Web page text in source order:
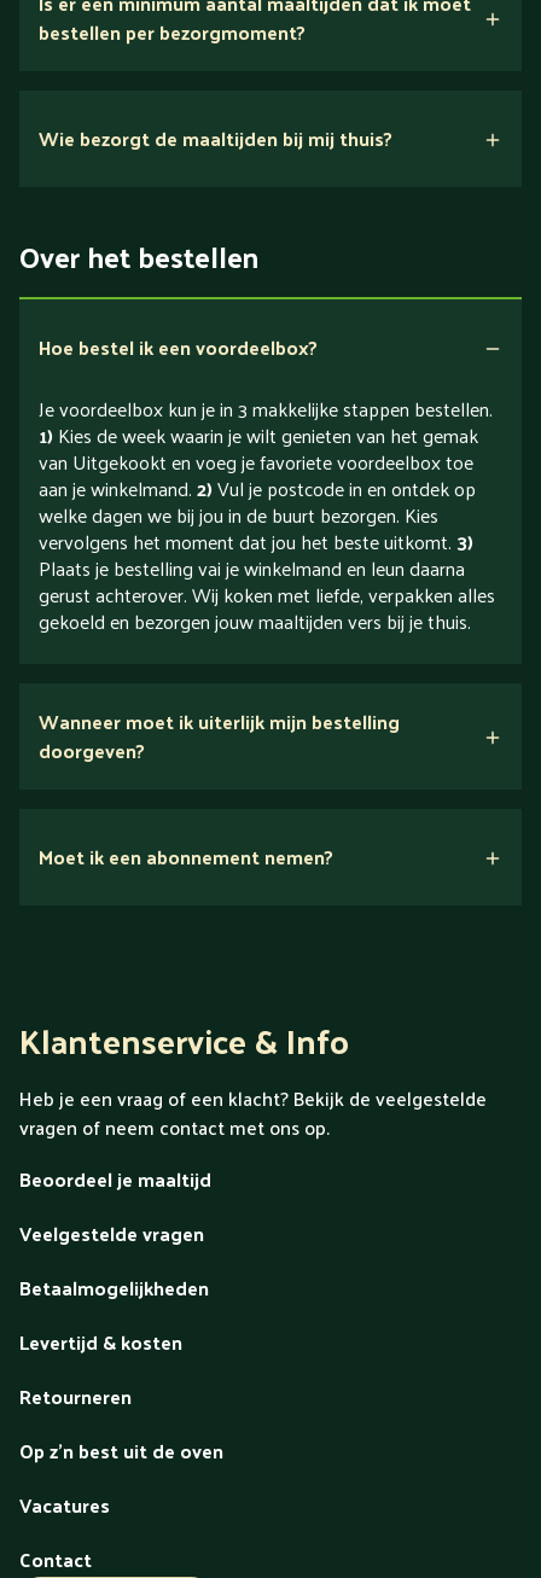
bestellen per bezorgmoment?
Wie bezorgt de maaltijden bij mij thuis?
Over het bestellen
Hoe bestel ik een voordeelbox?
Je voordeelbox kun je in 3 makkelijke stappen bestellen.
1) Kies de week waarin je wilt genieten van het gemak
van Uitgekookt en voeg je favoriete voordeelbox toe
aan je winkelmand.2)Vul je postcode in en ontdek op
welke dagen we bij jou in de buurt bezorgen. Kies
vervolgens het moment dat jou het beste uitkomt.3)
Plaats je bestelling vai je winkelmand en leun daarna
gerust achterover. Wij koken met liefde, verpakken alles
gekoeld en bezorgen jouw maaltijden vers bij je thuis.
Wanneer moet ik uiterlijk mijn bestelling
doorgeven?
Moet ik een abonnement nemen?
Klantenservice & Info
Heb je een vraag of een klacht? Bekijk de veelgestelde
vragen of neem contact met ons op.
Beoordeel je maaltijd
Veelgestelde vragen
Betaalmogelijkheden
Levertijd & kosten
Retourneren
Op z'n best uit de oven
Vacatures
Contact